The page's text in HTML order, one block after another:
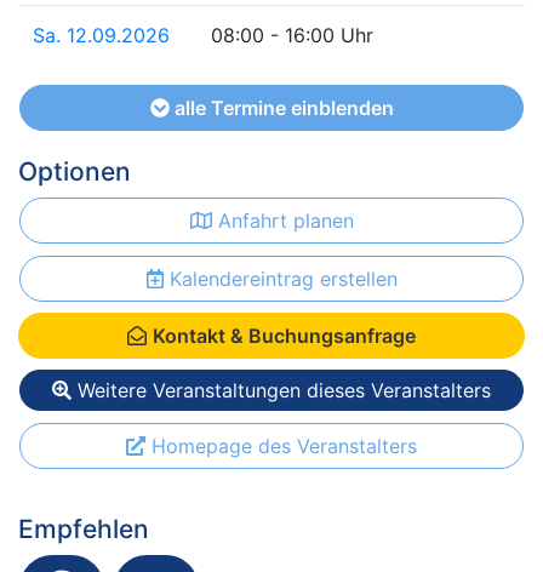
Sa. 12.09.2026 08:00 - 16:00 Uhr
alle Termine einblenden
Optionen
Anfahrt planen
Kalendereintrag erstellen
Kontakt & Buchungsanfrage
Weitere Veranstaltungen dieses Veranstalters
Homepage des Veranstalters
Empfehlen